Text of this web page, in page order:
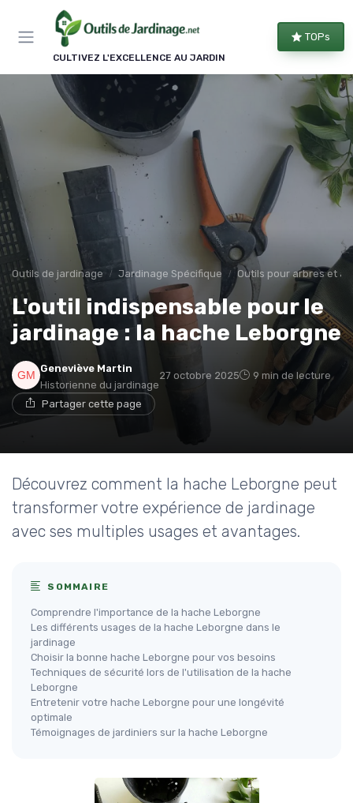
CULTIVEZ L'EXCELLENCE AU JARDIN
TOPs
Outils de jardinage Jardinage Spécifique Outils pour arbres et
L'outil indispensable pour le
jardinage : la hache Leborgne
Geneviève Martin
Historienne du jardinage
27 octobre 2025 9 min de lecture
Partager cette page
Découvrez comment la hache Leborgne peut
transformer votre expérience de jardinage
avec ses multiples usages et avantages.
SOMMAIRE
Comprendre l'importance de la hache Leborgne
Les différents usages de la hache Leborgne dans le
jardinage
Choisir la bonne hache Leborgne pour vos besoins
Techniques de sécurité lors de l'utilisation de la hache
Leborgne
Entretenir votre hache Leborgne pour une longévité
optimale
Témoignages de jardiniers sur la hache Leborgne
Panneau de gestion des cookies